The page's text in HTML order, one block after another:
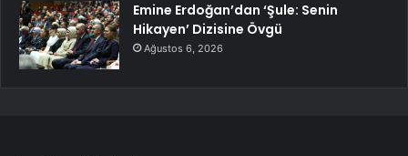
Emine Erdoğan’dan ‘Şule: Senin
Hikayen’ Dizisine Övgü
Ağustos 6, 2026